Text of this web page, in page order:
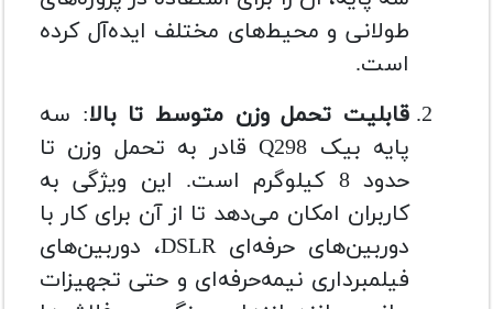
طولانی و محیط‌های مختلف ایده‌آل کرده
است.
قابلیت تحمل وزن متوسط تا بالا: سه
پایه بیک Q298 قادر به تحمل وزن تا
حدود 8 کیلوگرم است. این ویژگی به
کاربران امکان می‌دهد تا از آن برای کار با
دوربین‌های حرفه‌ای DSLR، دوربین‌های
فیلمبرداری نیمه‌حرفه‌ای و حتی تجهیزات